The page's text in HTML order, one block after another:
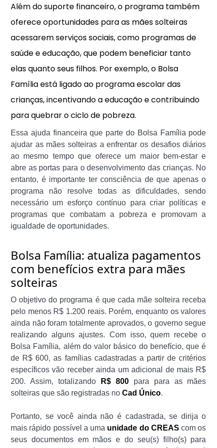
Além do suporte financeiro, o programa também
oferece oportunidades para as mães solteiras
acessarem serviços sociais, como programas de
saúde e educação, que podem beneficiar tanto
elas quanto seus filhos. Por exemplo, o Bolsa
Família está ligado ao programa escolar das
crianças, incentivando a educação e contribuindo
para quebrar o ciclo de pobreza.
Essa ajuda financeira que parte do Bolsa Família pode
ajudar as mães solteiras a enfrentar os desafios diários
ao mesmo tempo que oferece um maior bem-estar e
abre as portas para o desenvolvimento das crianças. No
entanto, é importante ter consciência de que apenas o
programa não resolve todas as dificuldades, sendo
necessário um esforço contínuo para criar políticas e
programas que combatam a pobreza e promovam a
igualdade de oportunidades.
Bolsa Família: atualiza pagamentos
com benefícios extra para mães
solteiras
O objetivo do programa é que cada mãe solteira receba
pelo menos R$ 1.200 reais. Porém, enquanto os valores
ainda não foram totalmente aprovados, o governo segue
realizando alguns ajustes. Com isso, quem recebe o
Bolsa Família, além do valor básico do benefício, que é
de R$ 600, as famílias cadastradas a partir de critérios
específicos vão receber ainda um adicional de mais R$
200. Assim, totalizando
R$ 800para para as mães
solteiras que são registradas no Cad Único.
Portanto, se você ainda não é cadastrada, se dirija o
mais rápido possível a uma unidade do CREAS com os
seus documentos em mãos e do seu(s) filho(s) para